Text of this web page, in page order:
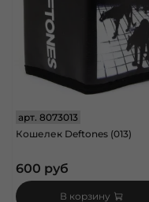
арт. 8073013
Кошелек Deftones (013)
600 руб
В корзину